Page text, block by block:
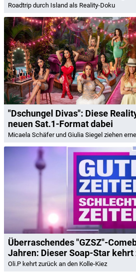
Roadtrip durch Island als Reality-Doku
"Dschungel Divas": Diese
neuen Sat.1-Format dabei
Micaela Schäfer und Giulia Siegel ziehen
Überraschendes "GZSZ"-
Jahren: Dieser Soap-Star kehrt
Oli.P kehrt zurück an den Kolle-Kiez